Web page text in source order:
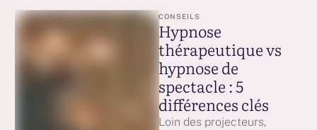
CONSEILS
Hypnose
thérapeutique vs
hypnose de
spectacle : 5
différences clés
Loin des projecteurs,